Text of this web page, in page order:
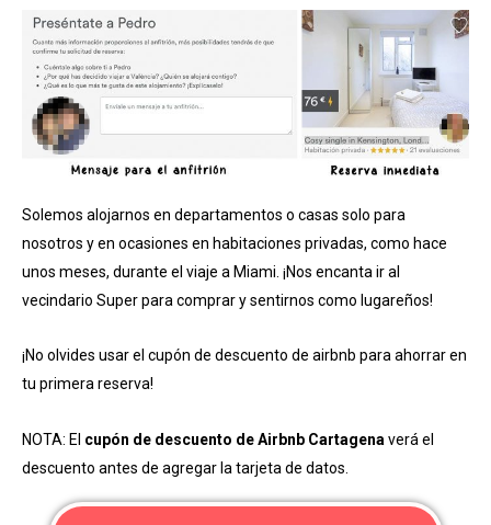
Solemos alojarnos en departamentos o casas solo para
nosotros y en ocasiones en habitaciones privadas, como hace
unos meses, durante el viaje a Miami. ¡Nos encanta ir al
vecindario Super para comprar y sentirnos como lugareños!
¡No olvides usar el cupón de descuento de airbnb para ahorrar en
tu primera reserva!
NOTA: El cupón de descuento de Airbnb Cartagena verá el
descuento antes de agregar la tarjeta de datos.